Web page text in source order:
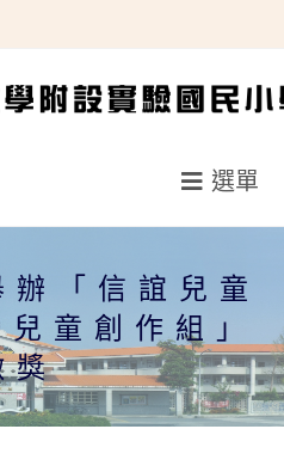
選單
「信誼兒童
童創作組」
獎